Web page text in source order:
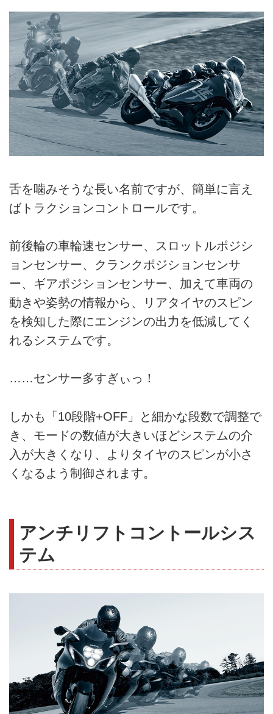
舌を噛みそうな長い名前ですが、簡単に言え
ばトラクションコントロールです。
前後輪の車輪速センサー、スロットルポジシ
ョンセンサー、クランクポジションセンサ
ー、ギアポジションセンサー、加えて車両の
動きや姿勢の情報から、リアタイヤのスピン
を検知した際にエンジンの出力を低減してく
れるシステムです。
……センサー多すぎぃっ！
しかも「10段階+OFF」と細かな段数で調整で
き、モードの数値が大きいほどシステムの介
入が大きくなり、よりタイヤのスピンが小さ
くなるよう制御されます。
アンチリフトコントールシス
テム